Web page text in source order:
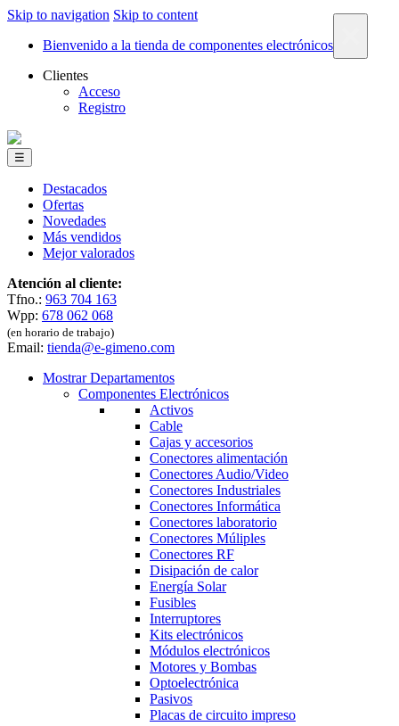
Skip to navigation Skip to content
Bienvenido a la tienda de componentes electrónicos
Clientes
Acceso
Registro
☰
Destacados
Ofertas
Novedades
Más vendidos
Mejor valorados
Atención al cliente:
Tfno.: 963 704 163
Wpp: 678 062 068
(en horario de trabajo)
Email: tienda@e-gimeno.com
Mostrar Departamentos
Componentes Electrónicos
Activos
Cable
Cajas y accesorios
Conectores alimentación
Conectores Audio/Video
Conectores Industriales
Conectores Informática
Conectores laboratorio
Conectores Múliples
Conectores RF
Disipación de calor
Energía Solar
Fusibles
Interruptores
Kits electrónicos
Módulos electrónicos
Motores y Bombas
Optoelectrónica
Pasivos
Placas de circuito impreso